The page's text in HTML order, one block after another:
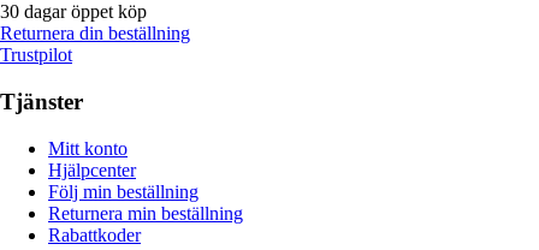
30 dagar öppet köp
Returnera din beställning
Trustpilot
Tjänster
Mitt konto
Hjälpcenter
Följ min beställning
Returnera min beställning
Rabattkoder